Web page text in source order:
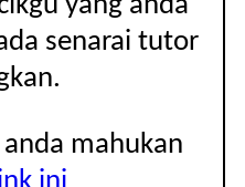
yang anda
senarai tutor
mahukan